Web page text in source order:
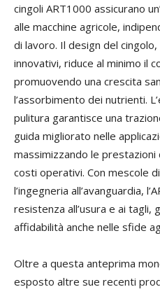
cingoli ART1000 assicurano
alle macchine agricole,
di lavoro. Il design del
innovativi, riduce al minimo il
promuovendo una crescita
l’assorbimento dei nutrienti.
pulitura garantisce una
guida migliorato nelle
massimizzando le
costi operativi. Con mescole
l’ingegneria all’avanguardia,
resistenza all’usura e ai tagli,
affidabilità anche nelle sfide
Oltre a questa anteprima
esposto altre sue recenti